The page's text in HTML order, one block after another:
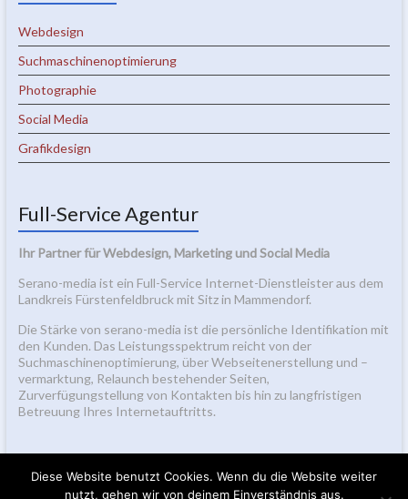
Webdesign
Suchmaschinenoptimierung
Photographie
Social Media
Grafikdesign
Full-Service Agentur
Ihr Partner für Webdesign, Marketing und Social Media
Serano-media ist ein Full-Service Internet-Dienstleister aus dem
Landkreis Fürstenfeldbruck mit Sitz in Mammendorf.
Die Stärke von serano-media ist die persönliche Identifikation mit
den Kunden. Das Leistungsspektrum reicht von der
Suchmaschinenoptimierung, über Webseitenerstellung und –
vermarktung, Relaunch bestehender Seiten,
Zurverfügungstellung von Kontakten bis hin zu langfristigen
Betreuung Ihres Internetauftritts.
Diese Website benutzt Cookies. Wenn du die Website weiter
nutzt, gehen wir von deinem Einverständnis aus.